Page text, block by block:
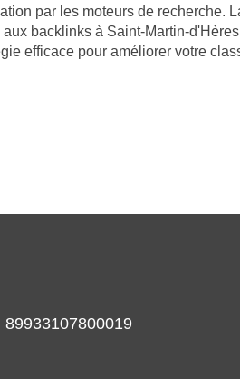
par les moteurs de recherche.
backlinks à Saint-Martin-
efficace pour améliorer votre